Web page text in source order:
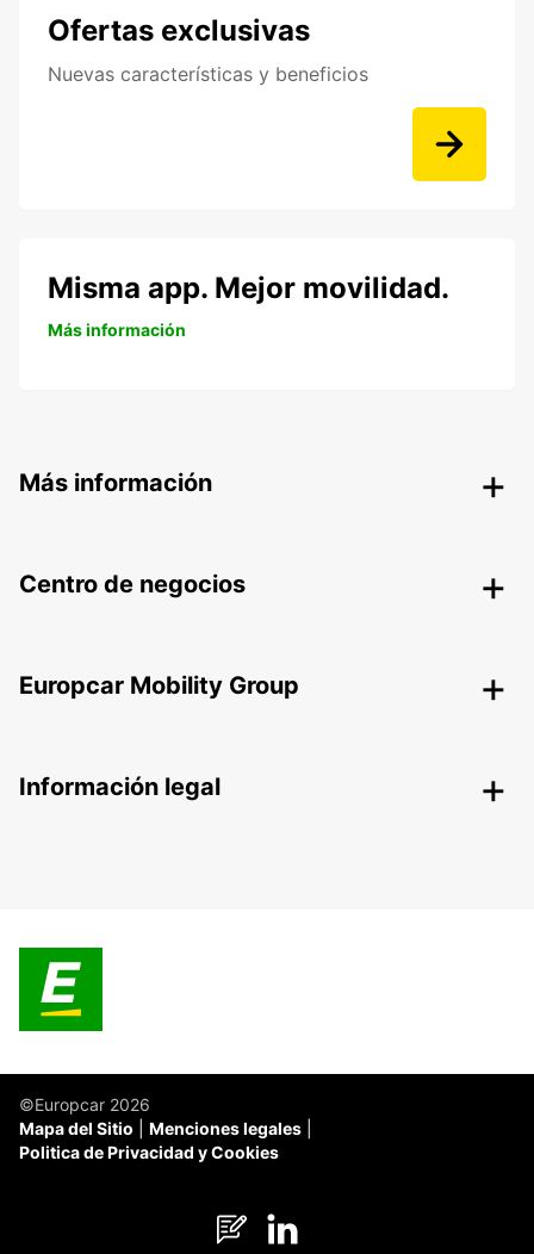
Ofertas exclusivas
Nuevas características y beneficios
Misma app. Mejor movilidad.
Más información
Más información
Centro de negocios
Europcar Mobility Group
Información legal
©Europcar 2026
Mapa del Sitio
Menciones legales
Politica de Privacidad y Cookies